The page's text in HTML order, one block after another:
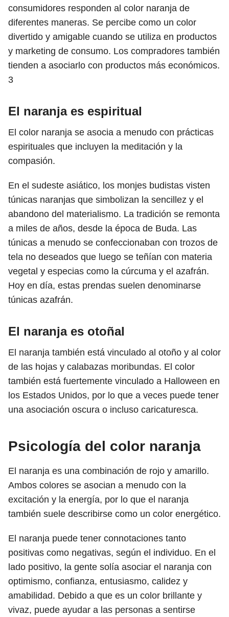
consumidores responden al color naranja de
diferentes maneras. Se percibe como un color
divertido y amigable cuando se utiliza en productos
y marketing de consumo. Los compradores también
tienden a asociarlo con productos más económicos.
3
El naranja es espiritual
El color naranja se asocia a menudo con prácticas
espirituales que incluyen la meditación y la
compasión.
En el sudeste asiático, los monjes budistas visten
túnicas naranjas que simbolizan la sencillez y el
abandono del materialismo. La tradición se remonta
a miles de años, desde la época de Buda. Las
túnicas a menudo se confeccionaban con trozos de
tela no deseados que luego se teñían con materia
vegetal y especias como la cúrcuma y el azafrán.
Hoy en día, estas prendas suelen denominarse
túnicas azafrán.
El naranja es otoñal
El naranja también está vinculado al otoño y al color
de las hojas y calabazas moribundas. El color
también está fuertemente vinculado a Halloween en
los Estados Unidos, por lo que a veces puede tener
una asociación oscura o incluso caricaturesca.
Psicología del color naranja
El naranja es una combinación de rojo y amarillo.
Ambos colores se asocian a menudo con la
excitación y la energía, por lo que el naranja
también suele describirse como un color energético.
El naranja puede tener connotaciones tanto
positivas como negativas, según el individuo. En el
lado positivo, la gente solía asociar el naranja con
optimismo, confianza, entusiasmo, calidez y
amabilidad. Debido a que es un color brillante y
vivaz, puede ayudar a las personas a sentirse